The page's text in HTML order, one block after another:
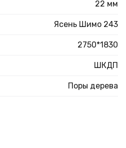
22 мм
Ясень Шимо 243
2750*1830
ШКДП
Поры дерева